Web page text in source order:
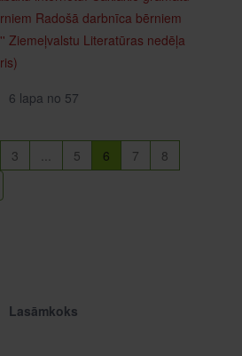
Radošā darbnīca bērniem
Ziemeļvalstu Literatūras nedēļa
6 lapa no 57
3 5 6 7
8
Lasāmkoks